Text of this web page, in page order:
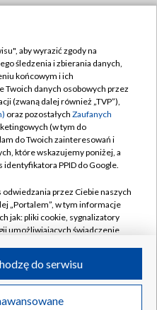
TVP
S.A. w likwidacji
aby wyrazić zgody na
śledzenia i zbierania danych,
końcowym i ich
Twoich danych osobowych przez
(zwaną dalej również „TVP”),
oraz pozostałych Zaufanych
(w tym do
do Twoich zainteresowań i
które wskazujemy poniżej, a
identyfikatora PPID do Google.
przez Ciebie naszych
„Portalem”, w tym informacje
jak: pliki cookie, sygnalizatory
umożliwiających świadczenie
przez Ciebie
jak adresy IP, identyfikatory
do serwisu